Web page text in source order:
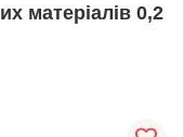
матеріалів 0,2